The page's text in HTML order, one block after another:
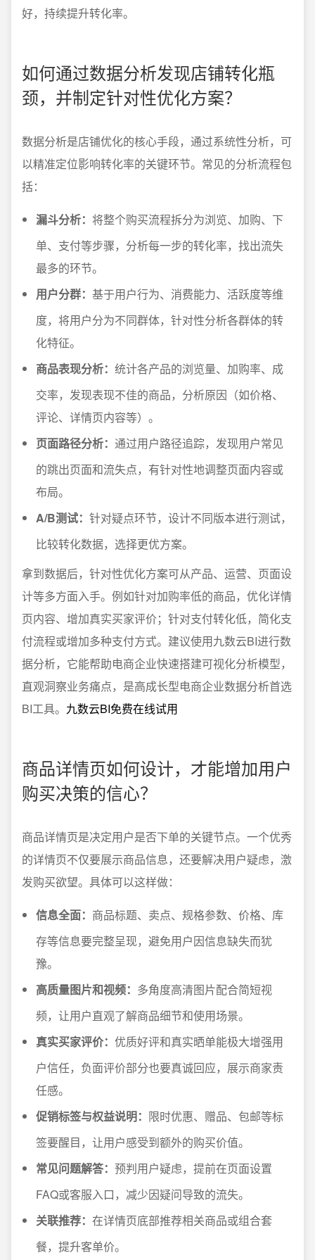
好，持续提升转化率。
如何通过数据分析发现店铺转化瓶
颈，并制定针对性优化方案？
数据分析是店铺优化的核心手段，通过系统性分析，可
以精准定位影响转化率的关键环节。常见的分析流程包
括：
漏斗分析： 将整个购买流程拆分为浏览、加购、下
单、支付等步骤，分析每一步的转化率，找出流失
最多的环节。
用户分群： 基于用户行为、消费能力、活跃度等维
度，将用户分为不同群体，针对性分析各群体的转
化特征。
商品表现分析： 统计各产品的浏览量、加购率、成
交率，发现表现不佳的商品，分析原因（如价格、
评论、详情页内容等）。
页面路径分析： 通过用户路径追踪，发现用户常见
的跳出页面和流失点，有针对性地调整页面内容或
布局。
A/B测试： 针对疑点环节，设计不同版本进行测试，
比较转化数据，选择更优方案。
拿到数据后，针对性优化方案可从产品、运营、页面设
计等多方面入手。例如针对加购率低的商品，优化详情
页内容、增加真实买家评价；针对支付转化低，简化支
付流程或增加多种支付方式。建议使用九数云BI进行数
据分析，它能帮助电商企业快速搭建可视化分析模型，
直观洞察业务痛点，是高成长型电商企业数据分析首选
BI工具。 九数云BI免费在线试用
商品详情页如何设计，才能增加用户
购买决策的信心？
商品详情页是决定用户是否下单的关键节点。一个优秀
的详情页不仅要展示商品信息，还要解决用户疑虑，激
发购买欲望。具体可以这样做：
信息全面： 商品标题、卖点、规格参数、价格、库
存等信息要完整呈现，避免用户因信息缺失而犹
豫。
高质量图片和视频： 多角度高清图片配合简短视
频，让用户直观了解商品细节和使用场景。
真实买家评价： 优质好评和真实晒单能极大增强用
户信任，负面评价部分也要真诚回应，展示商家责
任感。
促销标签与权益说明： 限时优惠、赠品、包邮等标
签要醒目，让用户感受到额外的购买价值。
常见问题解答： 预判用户疑虑，提前在页面设置
FAQ或客服入口，减少因疑问导致的流失。
关联推荐： 在详情页底部推荐相关商品或组合套
餐，提升客单价。